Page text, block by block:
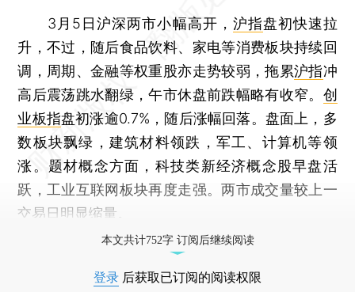
3月5日沪深两市小幅高开， 沪指盘初快速拉
升，不过，随后食品饮料、家电等消费板块持续回
调，周期、金融等权重股亦走势较弱，拖累沪指冲
高后震荡跳水翻绿，午市休盘前跌幅略有收窄。 创
业板指盘初涨逾0.7%，随后涨幅回落。盘面上，多
数板块飘绿，建筑材料领跌，军工、计算机等领
涨。题材概念方面，科技类新经济概念股早盘活
跃，工业互联网板块再度走强。两市成交量较上一
交易日明显缩量。
本文共计752字 订阅后继续阅读
登录 后获取已订阅的阅读权限